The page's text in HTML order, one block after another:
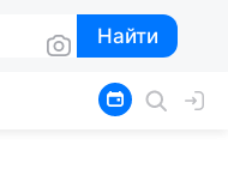
Найти
Найти